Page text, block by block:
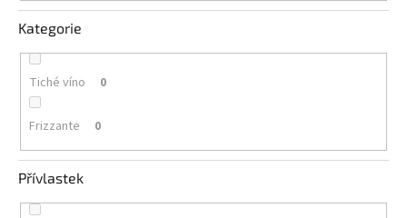
Kategorie
Tiché víno 0
Frizzante 0
Přívlastek